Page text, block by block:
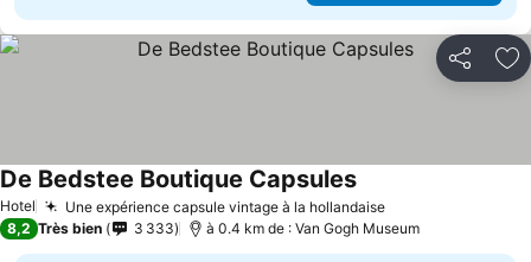
Partager
Hotel Une expérience capsule vintage à la hollandaise
De Bedstee Boutique Capsules
8,2 Très bien 3 333 à 0.4 km de : Van Gogh Museum